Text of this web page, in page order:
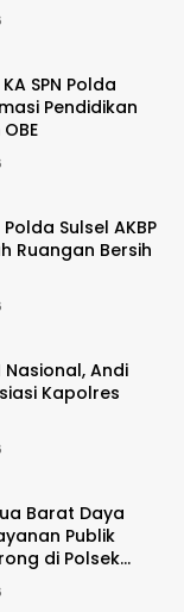
SPN Polda
Pendidikan
Sulsel AKBP
Ruangan Bersih
Nasional, Andi
Kapolres
Barat Daya
Publik
di Polsek